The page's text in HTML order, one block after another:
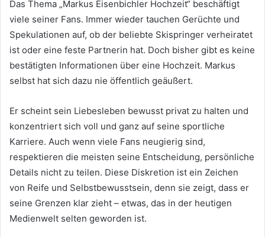
Das Thema „Markus Eisenbichler Hochzeit“ beschäftigt
viele seiner Fans. Immer wieder tauchen Gerüchte und
Spekulationen auf, ob der beliebte Skispringer verheiratet
ist oder eine feste Partnerin hat. Doch bisher gibt es keine
bestätigten Informationen über eine Hochzeit. Markus
selbst hat sich dazu nie öffentlich geäußert.
Er scheint sein Liebesleben bewusst privat zu halten und
konzentriert sich voll und ganz auf seine sportliche
Karriere. Auch wenn viele Fans neugierig sind,
respektieren die meisten seine Entscheidung, persönliche
Details nicht zu teilen. Diese Diskretion ist ein Zeichen
von Reife und Selbstbewusstsein, denn sie zeigt, dass er
seine Grenzen klar zieht – etwas, das in der heutigen
Medienwelt selten geworden ist.